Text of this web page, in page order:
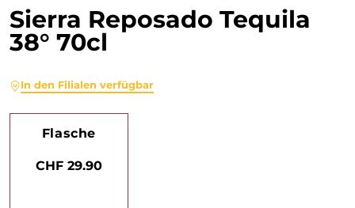
Sierra Reposado Tequila
38° 70cl
In den Filialen verfügbar
Flasche
CHF 29.90